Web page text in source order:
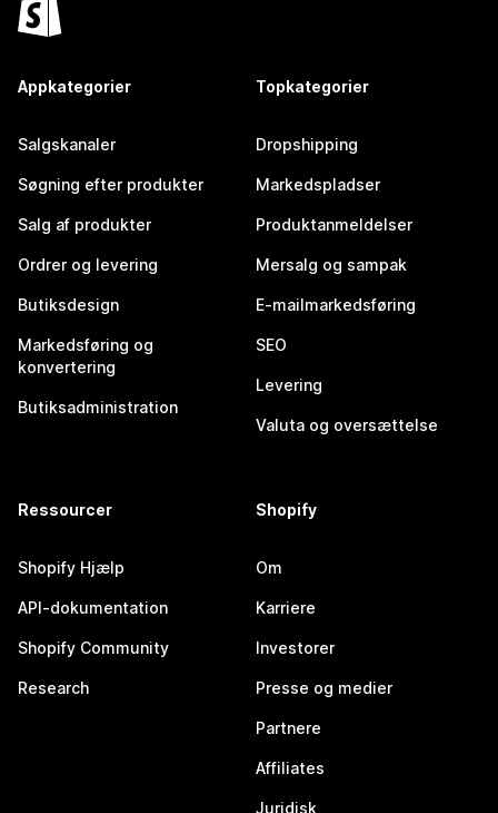
Appkategorier
Salgskanaler
Søgning efter produkter
Salg af produkter
Ordrer og levering
Butiksdesign
Markedsføring og
konvertering
Butiksadministration
Topkategorier
Dropshipping
Markedspladser
Produktanmeldelser
Mersalg og sampak
E-mailmarkedsføring
SEO
Levering
Valuta og oversættelse
Ressourcer
Shopify Hjælp
API-dokumentation
Shopify Community
Research
Shopify
Om
Karriere
Investorer
Presse og medier
Partnere
Affiliates
Juridisk